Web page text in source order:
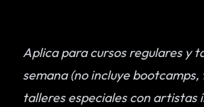
Aplica para cursos regulares y
semana (no incluye
talleres especiales con artistas